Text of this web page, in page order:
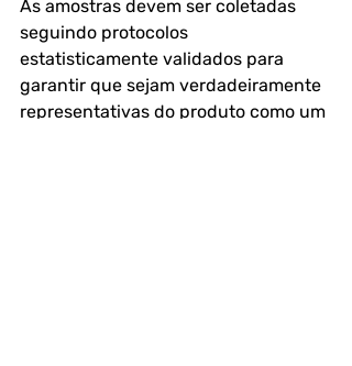
As amostras devem ser coletadas
seguindo protocolos
estatisticamente validados para
garantir que sejam verdadeiramente
representativas do produto como um